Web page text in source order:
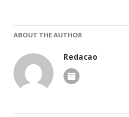
ABOUT THE AUTHOR
Redacao